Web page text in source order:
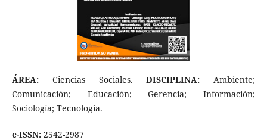
ÁREA: Ciencias Sociales.DISCIPLINA:Ambiente;
Comunicación; Educación; Gerencia; Información;
Sociología; Tecnología.
e-ISSN:2542-2987